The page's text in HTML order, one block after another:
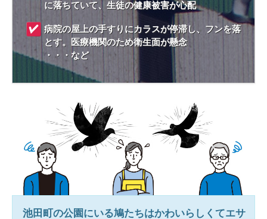
に落ちていて、生徒の健康被害が心配
病院の屋上の手すりにカラスが停滞し、フンを落
とす。医療機関のため衛生面が懸念
・・・など
池田町の公園にいる鳩たちはかわいらしくてエサ